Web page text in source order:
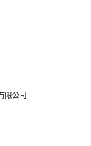
限公司